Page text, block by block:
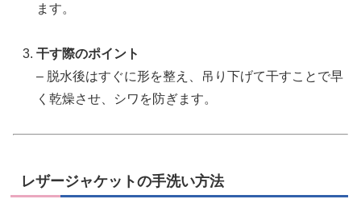
ます。
干す際のポイント
– 脱水後はすぐに形を整え、吊り下げて干すことで早
く乾燥させ、シワを防ぎます。
レザージャケットの手洗い方法